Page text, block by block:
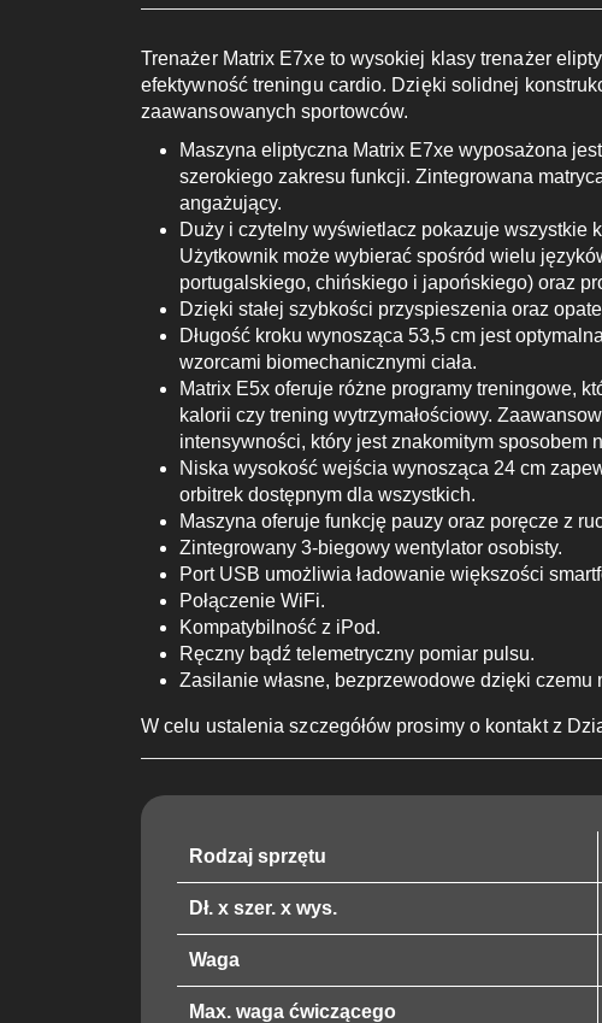
Trenażer Matrix E7xe to wysokiej klasy trenażer
efektywność treningu cardio. Dzięki solidnej
zaawansowanych sportowców.
Maszyna eliptyczna Matrix E7xe wyposażona
szerokiego zakresu funkcji. Zintegrowana
angażujący.
Duży i czytelny wyświetlacz pokazuje wszystkie
Użytkownik może wybierać spośród wielu
portugalskiego, chińskiego i japońskiego) oraz
Dzięki stałej szybkości przyspieszenia oraz
Długość kroku wynosząca 53,5 cm jest
wzorcami biomechanicznymi ciała.
Matrix E5x oferuje różne programy treningowe,
kalorii czy trening wytrzymałościowy.
intensywności, który jest znakomitym
Niska wysokość wejścia wynosząca 24 cm
orbitrek dostępnym dla wszystkich.
Maszyna oferuje funkcję pauzy oraz poręcze z
Zintegrowany 3-biegowy wentylator osobisty.
Port USB umożliwia ładowanie większości
Połączenie WiFi.
Kompatybilność z iPod.
Ręczny bądź telemetryczny pomiar pulsu.
Zasilanie własne, bezprzewodowe dzięki
W celu ustalenia szczegółów prosimy o kontakt z
Rodzaj sprzętu
Dł. x szer. x wys.
Waga
Max. waga ćwiczącego